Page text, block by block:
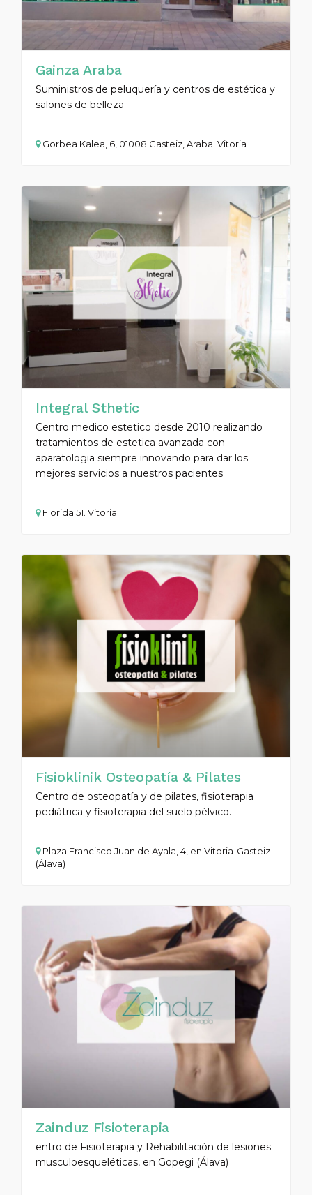
Gainza Araba
Suministros de peluquería y centros de estética y
salones de belleza
Gorbea Kalea, 6, 01008 Gasteiz, Araba. Vitoria
Integral Sthetic
Centro medico estetico desde 2010 realizando
tratamientos de estetica avanzada con
aparatologia siempre innovando para dar los
mejores servicios a nuestros pacientes
Florida 51. Vitoria
Fisioklinik Osteopatía & Pilates
Centro de osteopatía y de pilates, fisioterapia
pediátrica y fisioterapia del suelo pélvico.
Plaza Francisco Juan de Ayala, 4, en Vitoria-Gasteiz
(Álava)
Zainduz Fisioterapia
entro de Fisioterapia y Rehabilitación de lesiones
musculoesqueléticas, en Gopegi (Álava)